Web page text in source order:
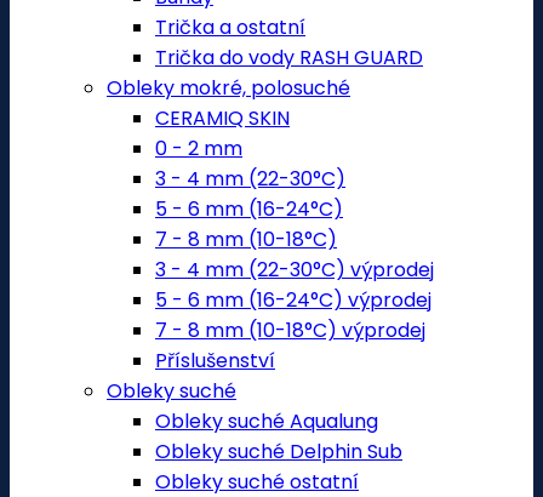
Trička a ostatní
Trička do vody RASH GUARD
Obleky mokré, polosuché
CERAMIQ SKIN
0 - 2 mm
3 - 4 mm (22-30°C)
5 - 6 mm (16-24°C)
7 - 8 mm (10-18°C)
3 - 4 mm (22-30°C) výprodej
5 - 6 mm (16-24°C) výprodej
7 - 8 mm (10-18°C) výprodej
Příslušenství
Obleky suché
Obleky suché Aqualung
Obleky suché Delphin Sub
Obleky suché ostatní